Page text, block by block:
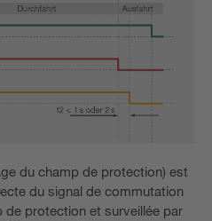
du champ de protection) est
du signal de commutation
protection et surveillée par